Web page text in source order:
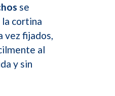
se
la cortina
vez fijados,
al
y sin